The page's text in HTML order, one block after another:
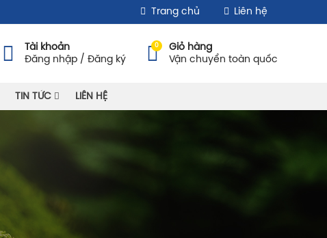
Trang chủ Liên hệ
Tài khoản
Đăng nhập / Đăng ký
0
Giỏ hàng
Vận chuyển toàn quốc
TIN TỨC LIÊN HỆ